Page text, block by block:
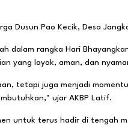
Dusun Pao Kecik, Desa
dalam rangka Hari
yang layak, aman, dan
tetapi juga menjadi
ujar AKBP Latif.
untuk terus hadir di tengah